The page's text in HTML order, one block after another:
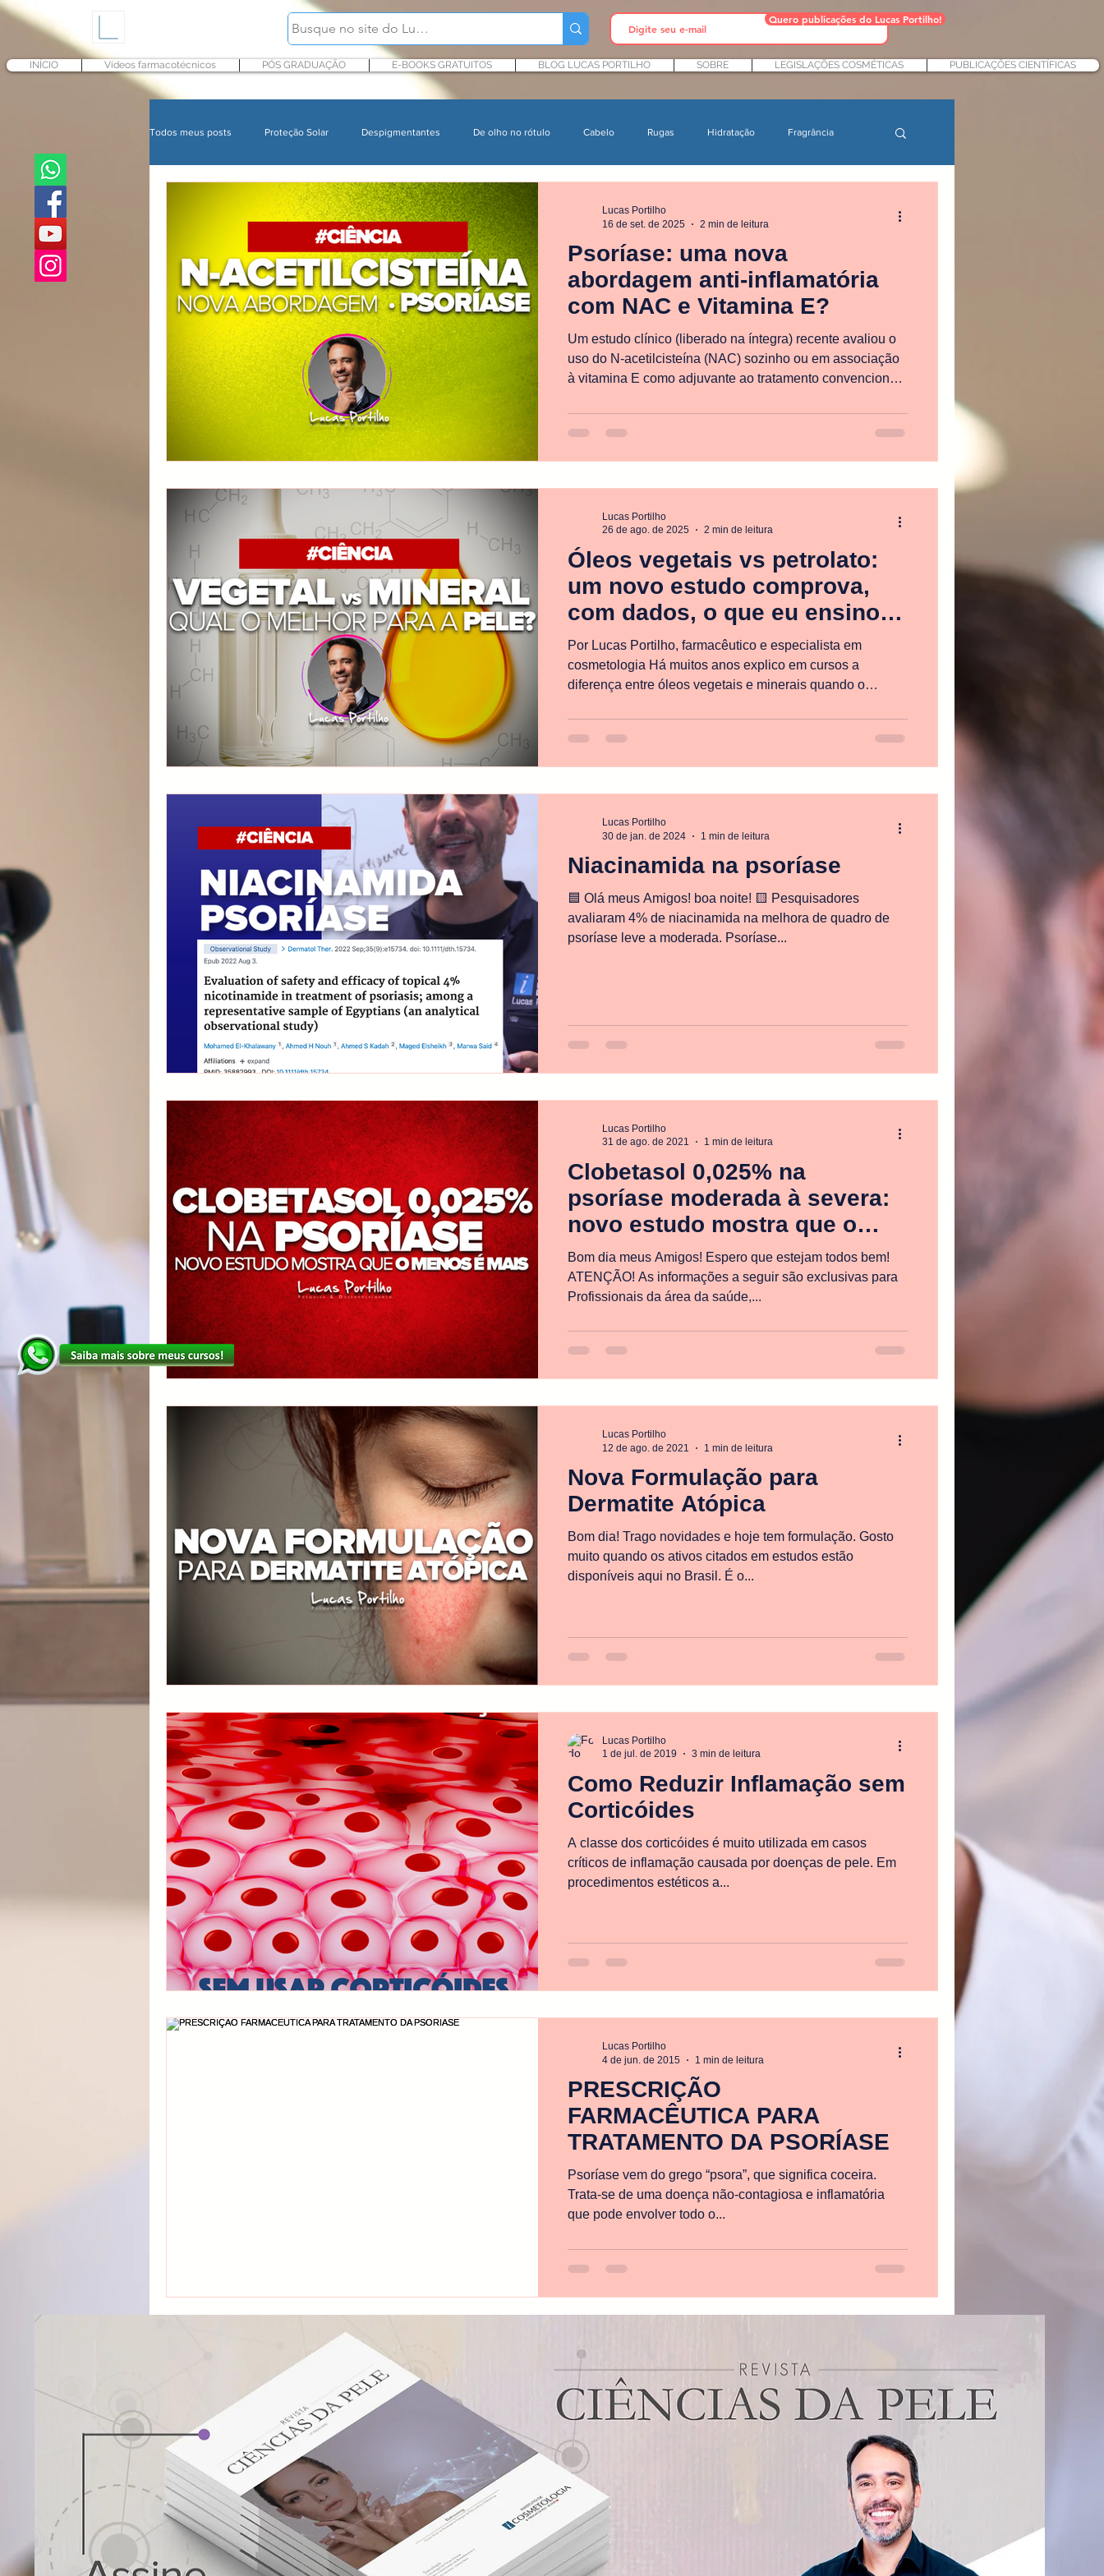
INÍCIO Vídeos farmacotécnicos PÓS GRADUAÇÃO E-BOOKS GRATUITOS BLOG LUCAS PORTILHO SOBRE LEGISLAÇÕES COSMÉTICAS PUBLICAÇÕES CIENTÍFICAS
Quero publicações do Lucas Portilho!
Todos meus posts Proteção Solar Despigmentantes De olho no rótulo Cabelo Rugas Hidratação Fragrância
Cursos Maquiagem Rosacea Farmácia
Microbioma e Pele Proteção solar Produtos infantis Conservantes P&D cosmético Pesquisa e desenvolvimento
Nutricosméticos Tratamentos corporais Acne Estética
Álcool em Gel Vitamina C
Psoríase: uma nova
abordagem anti-inflamatória
com NAC e Vitamina E?
Um estudo clínico (liberado na íntegra) recente avaliou o
uso do N-acetilcisteína (NAC) sozinho ou em associação
à vitamina E como adjuvante ao tratamento convencional
estresse oxidativo, dois dos principais motores da
fisiopatologia da doença.
Lucas Portilho
16 de set. de 2025
2 min de leitura
Óleos vegetais vs petrolato:
um novo estudo comprova,
com dados, o que eu ensino
há anos
Por Lucas Portilho, farmacêutico e especialista em
cosmetologia Há muitos anos explico em cursos a
diferença entre óleos vegetais e minerais quando o
cutânea. Pesquisadores exemplificaram isso através de
um estudo clínico muito bem conduzido e publicado em
Lucas Portilho
26 de ago. de 2025
2 min de leitura
Niacinamida na psoríase
🟦 Olá meus Amigos! boa noite! 🟨 Pesquisadores
avaliaram 4% de niacinamida na melhora de quadro de
psoríase leve a moderada. Psoríase...
Lucas Portilho
30 de jan. de 2024
1 min de leitura
Clobetasol 0,025% na
psoríase moderada à severa:
novo estudo mostra que o
menos é mais
Bom dia meus Amigos! Espero que estejam todos bem!
ATENÇÃO! As informações a seguir são exclusivas para
Profissionais da área da saúde,...
Lucas Portilho
31 de ago. de 2021
1 min de leitura
Nova Formulação para
Dermatite Atópica
Bom dia! Trago novidades e hoje tem formulação. Gosto
muito quando os ativos citados em estudos estão
disponíveis aqui no Brasil. É o...
Lucas Portilho
12 de ago. de 2021
1 min de leitura
Como Reduzir Inflamação sem
Corticóides
A classe dos corticóides é muito utilizada em casos
críticos de inflamação causada por doenças de pele. Em
procedimentos estéticos a...
Lucas Portilho
1 de jul. de 2019
3 min de leitura
PRESCRIÇÃO
FARMACÊUTICA PARA
TRATAMENTO DA PSORÍASE
Psoríase vem do grego “psora”, que significa coceira.
Trata-se de uma doença não-contagiosa e inflamatória
que pode envolver todo o...
Lucas Portilho
4 de jun. de 2015
1 min de leitura